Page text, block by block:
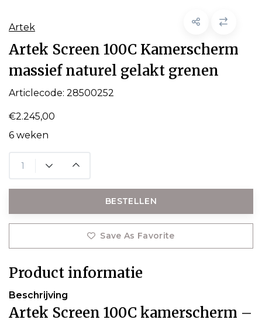
Artek
Artek Screen 100C Kamerscherm
massief naturel gelakt grenen
Articlecode: 28500252
€2.245,00
6 weken
BESTELLEN
Save As Favorite
Product informatie
Beschrijving
Artek Screen 100C kamerscherm –